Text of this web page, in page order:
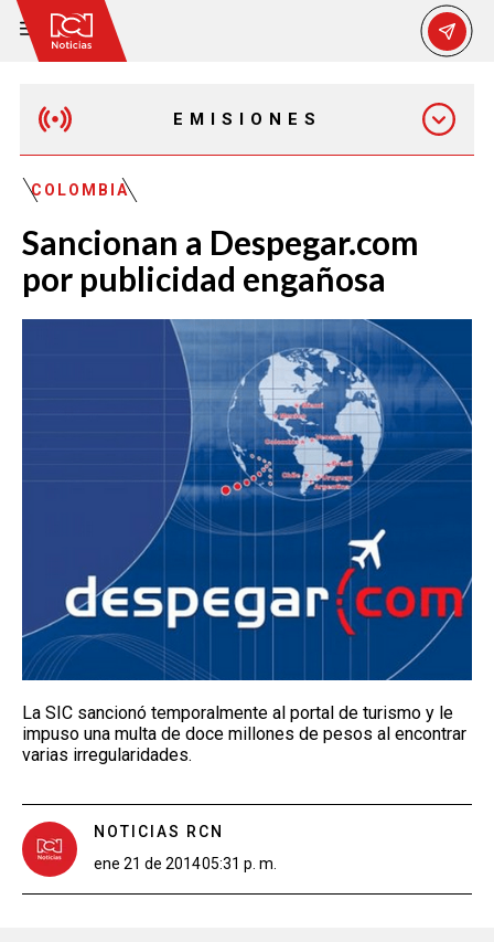
EMISIONES
EMISIÓN 12:30 PM
EMISIÓN 11:30 PM
COLOMBIA
Sancionan a Despegar.com
por publicidad engañosa
La SIC sancionó temporalmente al portal de turismo y le
impuso una multa de doce millones de pesos al encontrar
varias irregularidades.
NOTICIAS RCN
ene 21 de 201405:31 p. m.